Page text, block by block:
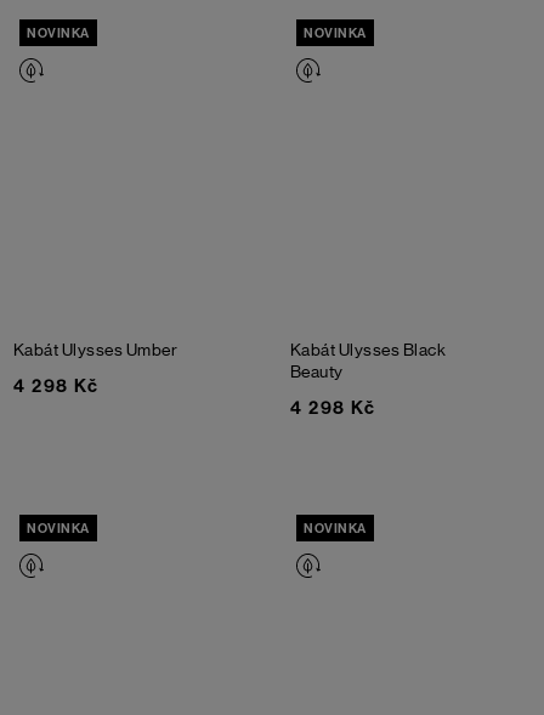
NOVINKA
Kabát UlyssesUmber
4 298 Kč
NOVINKA
Kabát Ulysses Black
Beauty
4 298 Kč
NOVINKA NOVINKA